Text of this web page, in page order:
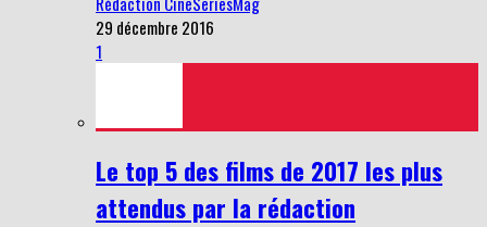
29 décembre 2016
1
Le top 5 des films de 2017 les plus
attendus par la rédaction